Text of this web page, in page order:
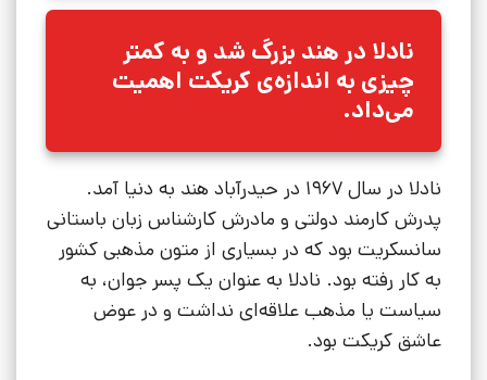
نادلا در هند بزرگ شد و به کمتر
چیزی به اندازه‌ی کریکت اهمیت
می‌داد.
نادلا در سال 1967 در حیدرآباد هند به دنیا آمد.
پدرش کارمند دولتی و مادرش کارشناس زبان باستانی
سانسکریت بود که در بسیاری از متون مذهبی کشور
به کار رفته بود. نادلا به عنوان یک پسر جوان، به
سیاست یا مذهب علاقه‌ای نداشت و در عوض
عاشق کریکت بود.